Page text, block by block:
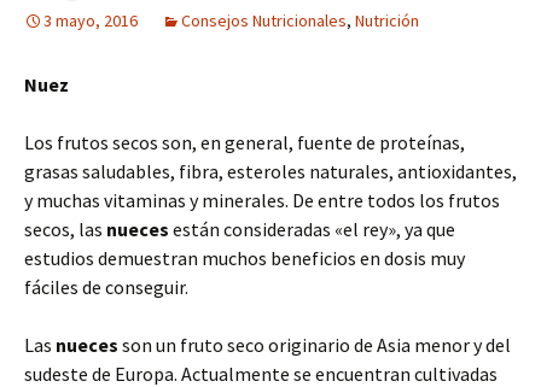
3 mayo, 2016 Consejos Nutricionales, Nutrición
Nuez
Los frutos secos son, en general, fuente de proteínas,
grasas saludables, fibra, esteroles naturales, antioxidantes,
y muchas vitaminas y minerales. De entre todos los frutos
secos, las nueces están consideradas «el rey», ya que
estudios demuestran muchos beneficios en dosis muy
fáciles de conseguir.
Las nueces son un fruto seco originario de Asia menor y del
sudeste de Europa. Actualmente se encuentran cultivadas